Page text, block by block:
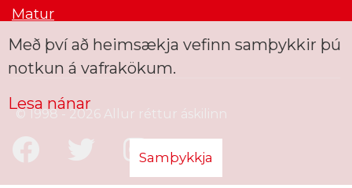
Matur
© 1998 - 2026 Allur réttur áskilinn
Með því að heimsækja vefinn samþykkir þú
notkun á vafrakökum.
Lesa nánar
Samþykkja